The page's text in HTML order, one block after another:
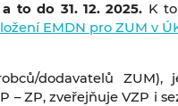
a to do 31. 12. 2025. K
EMDN pro ZUM v
dodavatelů ZUM),
– ZP, zveřejňuje VZP i